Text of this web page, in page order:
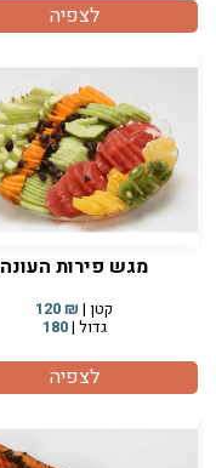
לצפיה
מגש פירות העונה
קטן | ₪
120
גדול |180
לצפיה